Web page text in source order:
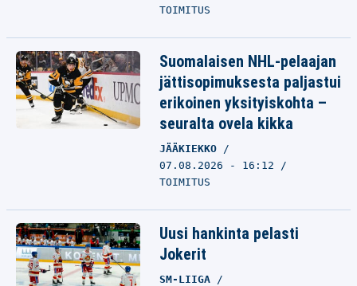
TOIMITUS
Suomalaisen NHL-pelaajan
jättisopimuksesta paljastui
erikoinen yksityiskohta –
seuralta ovela kikka
JÄÄKIEKKO
07.08.2026 - 16:12
TOIMITUS
Uusi hankinta pelasti
Jokerit
SM-LIIGA